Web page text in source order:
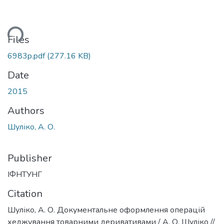
Files
6983p.pdf(277.16 KB)
Date
2015
Authors
Шуліко, А. О.
Publisher
ІФНТУНГ
Citation
Шуліко, А. О. Документальне оформлення операцій